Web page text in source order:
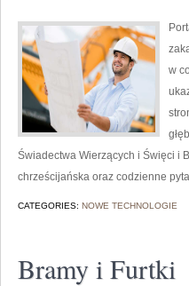
w
Świadectwa Wierzących i Święci i
chrześcijańska oraz codzienne
CATEGORIES: NOWE TECHNOLOGIE
Bramy i Furtki